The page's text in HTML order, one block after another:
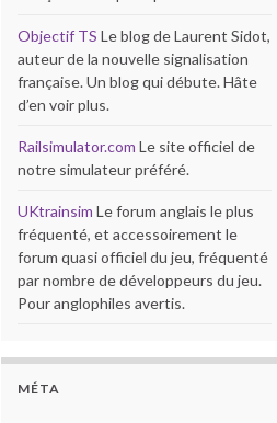
Objectif TS Le blog de Laurent Sidot,
auteur de la nouvelle signalisation
française. Un blog qui débute. Hâte
d’en voir plus.
Railsimulator.com Le site officiel de
notre simulateur préféré.
UKtrainsim Le forum anglais le plus
fréquenté, et accessoirement le
forum quasi officiel du jeu, fréquenté
par nombre de développeurs du jeu.
Pour anglophiles avertis.
MÉTA